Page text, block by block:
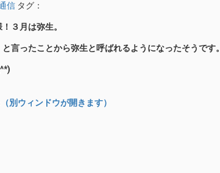
信 タグ：
３月は弥生。
言ったことから弥生と呼ばれるようになったそうです。
別ウィンドウが開きます）